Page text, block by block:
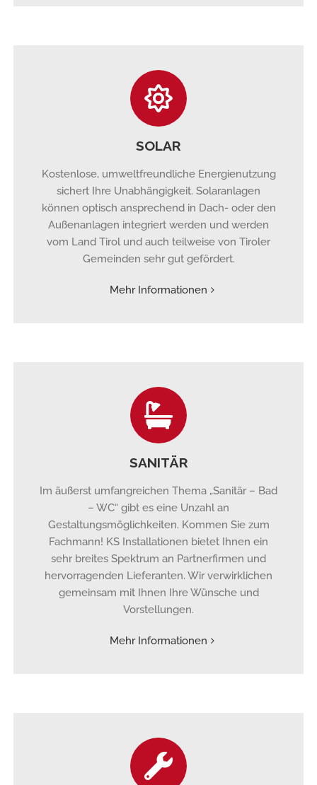
SOLAR
Kostenlose, umweltfreundliche Energienutzung
sichert Ihre Unabhängigkeit. Solaranlagen
können optisch ansprechend in Dach- oder den
Außenanlagen integriert werden und werden
vom Land Tirol und auch teilweise von Tiroler
Gemeinden sehr gut gefördert.
Mehr Informationen
SANITÄR
Im äußerst umfangreichen Thema „Sanitär – Bad
– WC“ gibt es eine Unzahl an
Gestaltungsmöglichkeiten. Kommen Sie zum
Fachmann! KS Installationen bietet Ihnen ein
sehr breites Spektrum an Partnerfirmen und
hervorragenden Lieferanten. Wir verwirklichen
gemeinsam mit Ihnen Ihre Wünsche und
Vorstellungen.
Mehr Informationen